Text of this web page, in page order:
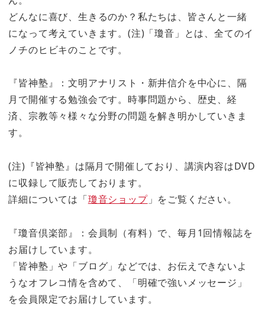
どんなに喜び、生きるのか？私たちは、皆さんと一緒
になって考えていきます。(注)「瓊音」とは、全てのイ
ノチのヒビキのことです。
『皆神塾』：文明アナリスト・新井信介を中心に、隔
月で開催する勉強会です。時事問題から、歴史、経
済、宗教等々様々な分野の問題を解き明かしていきま
す。
(注)『皆神塾』は隔月で開催しており、講演内容はDVD
に収録して販売しております。
詳細については「瓊音ショップ」をご覧ください。
『瓊音倶楽部』：会員制（有料）で、毎月1回情報誌を
お届けしています。
「皆神塾」や「ブログ」などでは、お伝えできないよ
うなオフレコ情を含めて、「明確で強いメッセージ」
を会員限定でお届けしています。